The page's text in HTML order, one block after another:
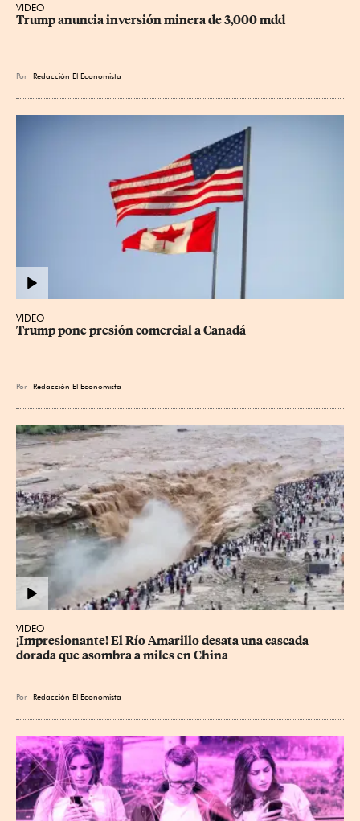
VIDEO
Trump anuncia inversión minera de 3,000 mdd
Por Redacción El Economista
VIDEO
Trump pone presión comercial a Canadá
Por Redacción El Economista
VIDEO
¡Impresionante! El Río Amarillo desata una cascada
dorada que asombra a miles en China
Por Redacción El Economista